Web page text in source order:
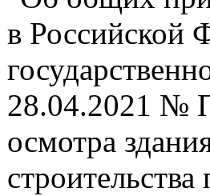
в Российской
28.04.2021 №
осмотра